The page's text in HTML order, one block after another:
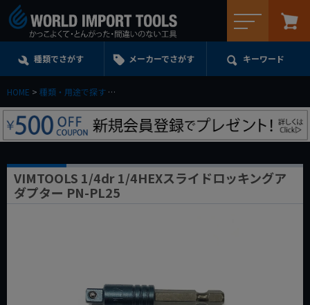
種類でさがす メーカーでさがす キーワード
HOME 種類・用途で探す
VIMTOOLS 1/4dr 1/4HEXスライドロッキングア
ダプター PN-PL25